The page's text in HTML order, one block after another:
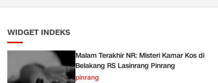
WIDGET INDEKS
Malam Terakhir NR: Misteri Kamar Kos di
Belakang RS Lasinrang Pinrang
pinrang